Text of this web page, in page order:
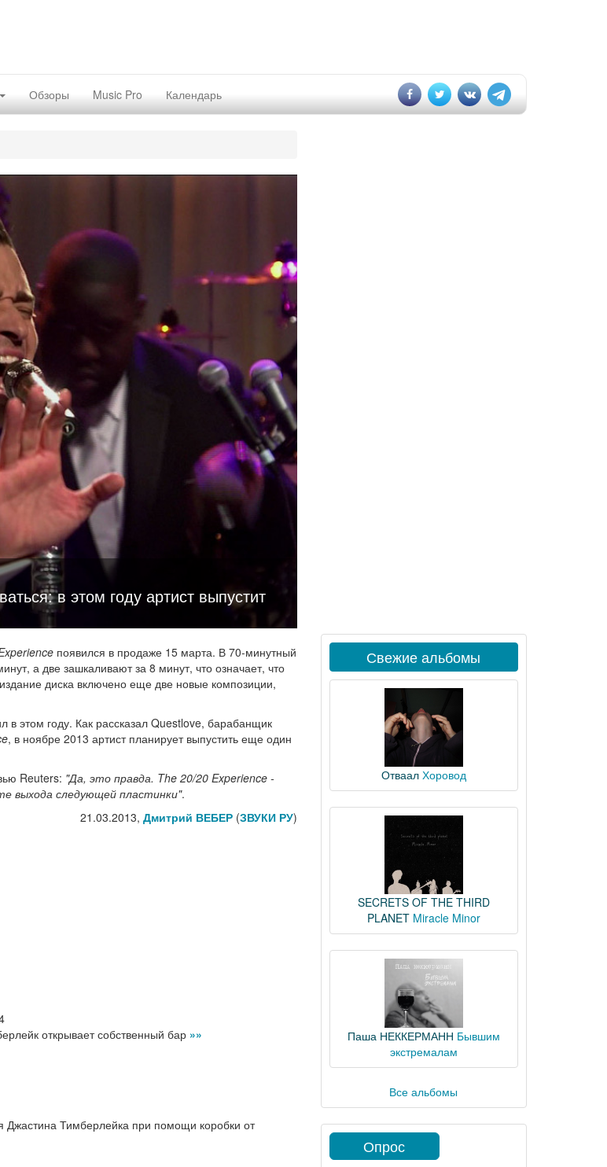
Обзоры Music Pro Календарь
в этом году артист выпустит
появился в продаже 15 марта. В 70-минутный
а две зашкаливают за 8 минут, что означает, что
диска включено еще две новые композиции,
в этом году. Как рассказал Questlove, барабанщик
, в ноябре 2013 артист планирует выпустить еще один
Reuters: "Да, это правда. The 20/20 Experience -
выхода следующей пластинки".
21.03.2013, Дмитрий ВЕБЕР(ЗВУКИ РУ)
открывает собственный бар »»
Джастина Тимберлейка при помощи коробки от
Свежие альбомы
Отваал Хоровод
SECRETS OF THE THIRD
PLANET Miracle Minor
Паша НЕККЕРМАНН Бывшим
экстремалам
Все альбомы
Опрос